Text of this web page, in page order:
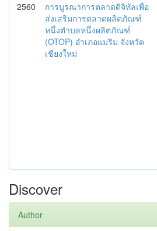
2560
การบูรณาการตลาดดิจิทัลเพื่อ
ส่งเสริมการตลาดผลิตภัณฑ์
หนึ่งตำบลหนึ่งผลิตภัณฑ์
(OTOP) อำเภอแม่ริม จังหวัด
เชียงใหม่
Discover
Author